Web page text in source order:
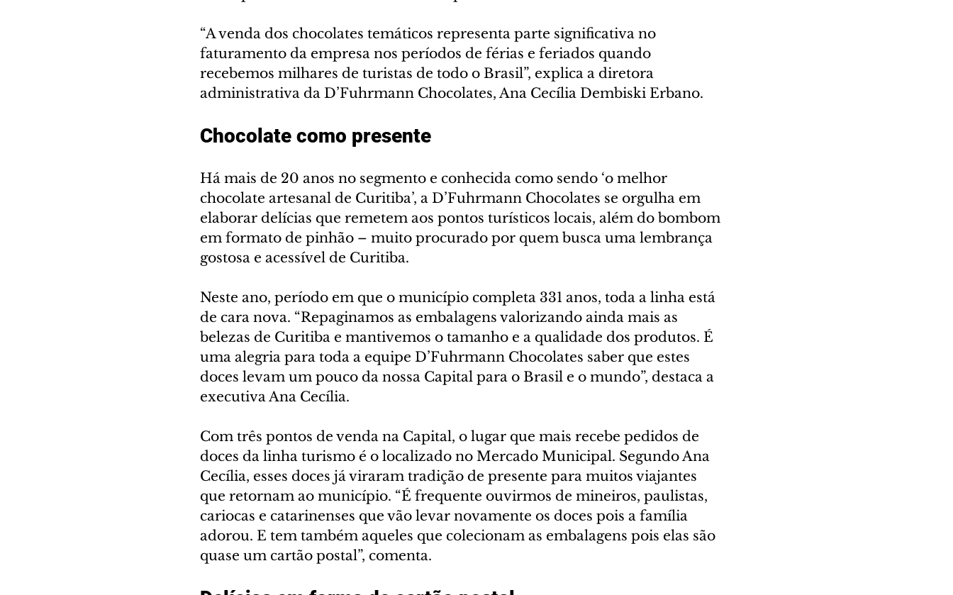
“A venda dos chocolates temáticos representa parte significativa no
faturamento da empresa nos períodos de férias e feriados quando
recebemos milhares de turistas de todo o Brasil”, explica a diretora
administrativa da D’Fuhrmann Chocolates, Ana Cecília Dembiski Erbano.
Chocolate como presente
Há mais de 20 anos no segmento e conhecida como sendo ‘o melhor
chocolate artesanal de Curitiba’, a D’Fuhrmann Chocolates se orgulha em
elaborar delícias que remetem aos pontos turísticos locais, além do bombom
em formato de pinhão – muito procurado por quem busca uma lembrança
gostosa e acessível de Curitiba.
Neste ano, período em que o município completa 331 anos, toda a linha está
de cara nova. “Repaginamos as embalagens valorizando ainda mais as
belezas de Curitiba e mantivemos o tamanho e a qualidade dos produtos. É
uma alegria para toda a equipe D’Fuhrmann Chocolates saber que estes
doces levam um pouco da nossa Capital para o Brasil e o mundo”, destaca a
executiva Ana Cecília.
Com três pontos de venda na Capital, o lugar que mais recebe pedidos de
doces da linha turismo é o localizado no Mercado Municipal. Segundo Ana
Cecília, esses doces já viraram tradição de presente para muitos viajantes
que retornam ao município. “É frequente ouvirmos de mineiros, paulistas,
cariocas e catarinenses que vão levar novamente os doces pois a família
adorou. E tem também aqueles que colecionam as embalagens pois elas são
quase um cartão postal”, comenta.